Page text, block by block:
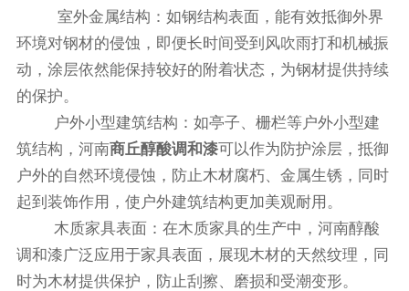
室外金属结构：如钢结构表面，能有效抵御外界
环境对钢材的侵蚀，即便长时间受到风吹雨打和机械振
动，涂层依然能保持较好的附着状态，为钢材提供持续
的保护。
户外小型建筑结构：如亭子、栅栏等户外小型建
筑结构，河南商丘醇酸调和漆可以作为防护涂层，抵御
户外的自然环境侵蚀，防止木材腐朽、金属生锈，同时
起到装饰作用，使户外建筑结构更加美观耐用。
木质家具表面：在木质家具的生产中，河南醇酸
调和漆广泛应用于家具表面，展现木材的天然纹理，同
时为木材提供保护，防止刮擦、磨损和受潮变形。